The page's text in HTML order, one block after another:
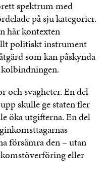
spektrum med
på sju kategorier.
här kontexten
politiskt instrument
som kan påskynda
och svagheter. En del
skulle ge staten fler
öka utgifterna. En del
försämra den – utan
eller